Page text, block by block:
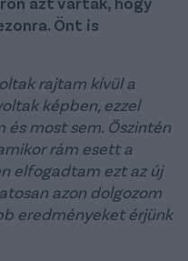
Önt is
rajtam kívül a
képben, ezzel
most sem. Őszintén
rám esett a
elfogadtam ezt az új
azon dolgozom
eredményeket érjünk